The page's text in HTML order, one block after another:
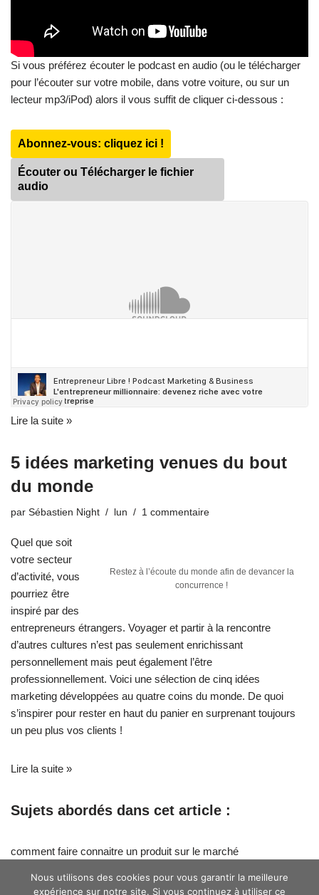
Si vous préférez écouter le podcast en audio (ou le télécharger
pour l’écouter sur votre mobile, dans votre voiture, ou sur un
lecteur mp3/iPod) alors il vous suffit de cliquer ci-dessous :
Abonnez-vous: cliquez ici !
Écouter ou Télécharger le fichier
audio
Lire la suite »
5 idées marketing venues du bout
du monde
par Sébastien Night lun 1 commentaire
Restez à l’écoute du monde afin de devancer la
concurrence !
Quel que soit
votre secteur
d’activité, vous
pourriez être
inspiré par des
entrepreneurs étrangers. Voyager et partir à la rencontre
d’autres cultures n’est pas seulement enrichissant
personnellement mais peut également l’être
professionnellement. Voici une sélection de cinq idées
marketing développées au quatre coins du monde. De quoi
s’inspirer pour rester en haut du panier en surprenant toujours
un peu plus vos clients !
Lire la suite »
Sujets abordés dans cet article :
comment faire connaitre un produit sur le marché
Nous utilisons des cookies pour vous garantir la meilleure
expérience sur notre site. Si vous continuez à utiliser ce